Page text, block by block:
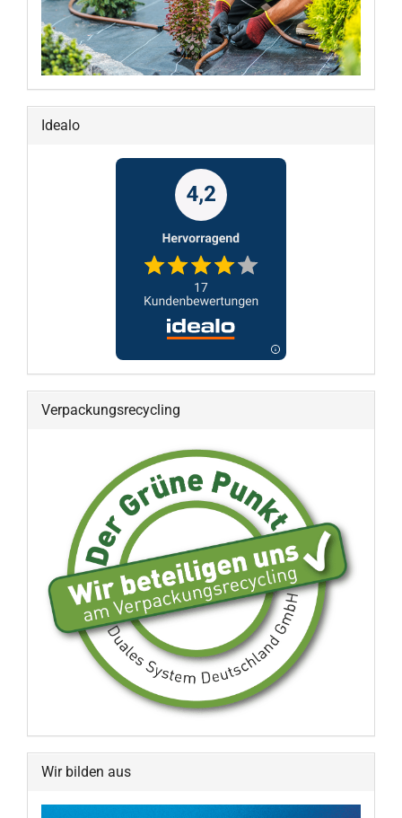
Idealo
Verpackungsrecycling
Wir bilden aus